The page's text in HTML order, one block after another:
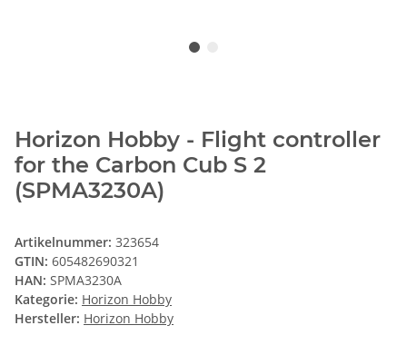
Horizon Hobby - Flight controller
for the Carbon Cub S 2
(SPMA3230A)
Artikelnummer: 323654
GTIN: 605482690321
HAN: SPMA3230A
Kategorie: Horizon Hobby
Hersteller: Horizon Hobby